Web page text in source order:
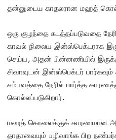
தன்னுடைய காதலரான மஹத்
ஒரு குழந்தை கடத்தப்படுவதை
காவல் நிலைய இன்ஸ்பெக்டராக
செய்ய, அதன் பின்னணியில்
சிவாவுடன் இன்ஸ்பெக்டர் பார்கவும்
சம்பவத்தை நேரில் பார்த்த
கொல்லப்படுகிறார்.
மஹத் கொலைக்குக் காரணமான
தாதாவையும் பழிவாங்க பிற